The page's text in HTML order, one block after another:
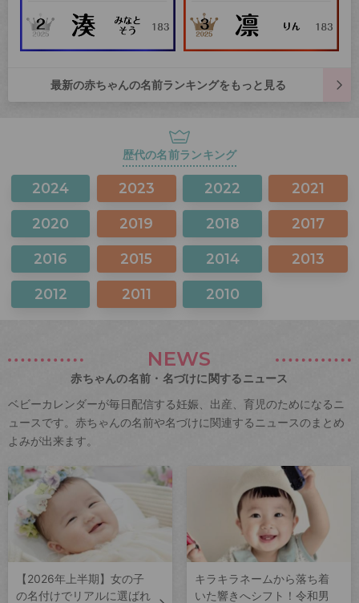
最新の赤ちゃんの名前ランキングをもっと見る
歴代の名前ランキング
2024 2023 2022 2021
2020 2019 2018 2017
2016 2015 2014 2013
2012 2011 2010
NEWS
赤ちゃんの名前・名づけに関するニュース
ベビーカレンダーが毎日配信する妊娠、出産、育児のためになるニ
ュースです。赤ちゃんの名前や名づけに関連するニュースのまとめ
よみが出来ます。
【2026年上半期】女の子
の名付けでリアルに選ばれ
キラキラネームから落ち着
いた響きへシフト！令和男